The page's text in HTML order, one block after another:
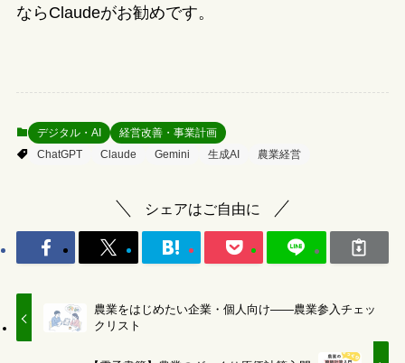
ならClaudeがお勧めです。
デジタル・AI
経営改善・事業計画
ChatGPT
Claude Gemini 生成AI 農業経営
シェアはご自由に
農業をはじめたい企業・個人向け――農業参入チェッ
クリスト